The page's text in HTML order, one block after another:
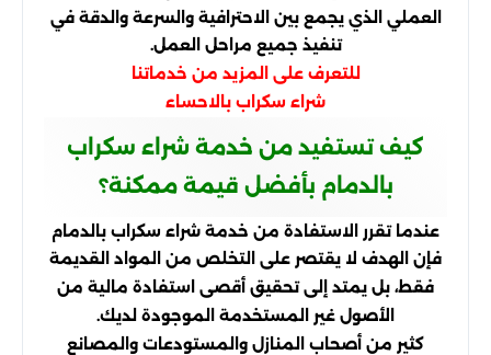
العملي الذي يجمع بين الاحترافية والسرعة والدقة في
تنفيذ جميع مراحل العمل.
للتعرف على المزيد من خدماتنا
شراء سكراب بالاحساء
كيف تستفيد من خدمة شراء سكراب
بالدمام بأفضل قيمة ممكنة؟
عندما تقرر الاستفادة من خدمة شراء سكراب بالدمام
فإن الهدف لا يقتصر على التخلص من المواد القديمة
فقط، بل يمتد إلى تحقيق أقصى استفادة مالية من
الأصول غير المستخدمة الموجودة لديك.
كثير من أصحاب المنازل والمستودعات والمصانع